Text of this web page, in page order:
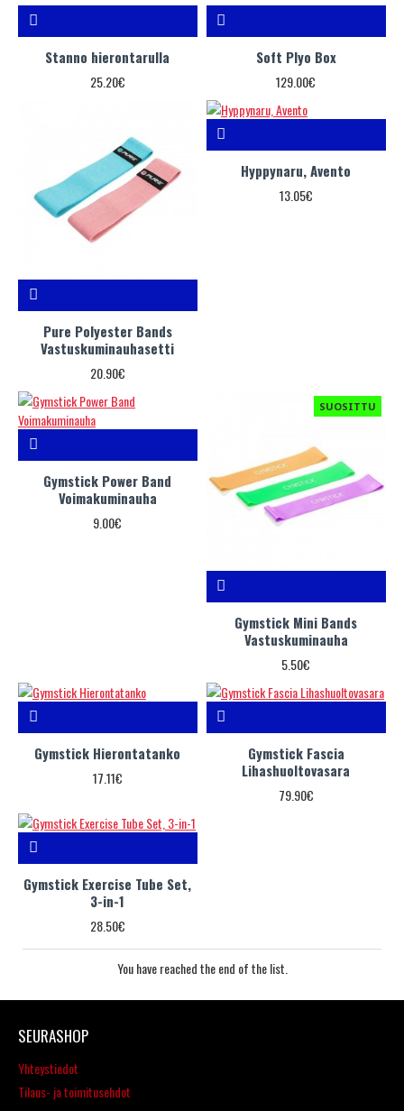
Stanno hierontarulla
25.20€
Soft Plyo Box
129.00€
Pure Polyester Bands
Vastuskuminauhasetti
20.90€
Hyppynaru, Avento
13.05€
Gymstick Power Band
Voimakuminauha
9.00€
SUOSITTU
Gymstick Mini Bands
Vastuskuminauha
5.50€
Gymstick Hierontatanko
17.11€
Gymstick Fascia
Lihashuoltovasara
79.90€
Gymstick Exercise Tube Set,
3-in-1
28.50€
You have reached the end of the list.
SEURASHOP
Yhteystiedot
Tilaus- ja toimitusehdot